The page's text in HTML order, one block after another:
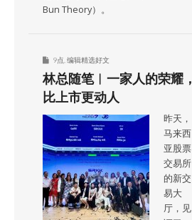
Bun Theory）。
9点 编辑精选好文
林总随笔︱一家人的荣耀，
比上市更动人
昨天，
马来西
亚股票
交易所
的新交
易大
厅，见